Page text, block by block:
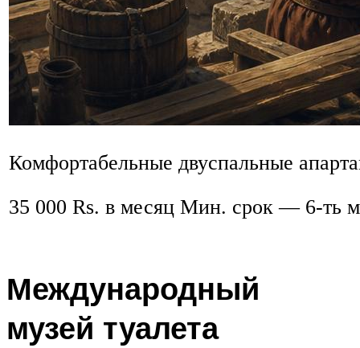
Комфортабельные двуспальные
35 000 Rs. в месяц Мин. срок — 6-ть
Международный
музей туалета